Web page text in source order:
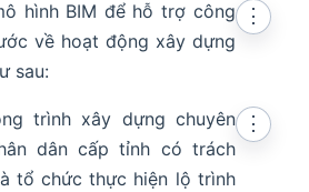
hình BIM để hỗ trợ công
về hoạt động xây dựng
sau:
⋮
trình xây dựng chuyên
dân cấp tỉnh có trách
tổ chức thực hiện lộ trình
⋮